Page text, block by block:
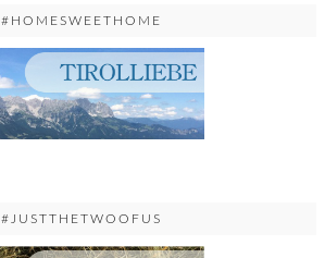
#HOMESWEETHOME
#JUSTTHETWOOFUS